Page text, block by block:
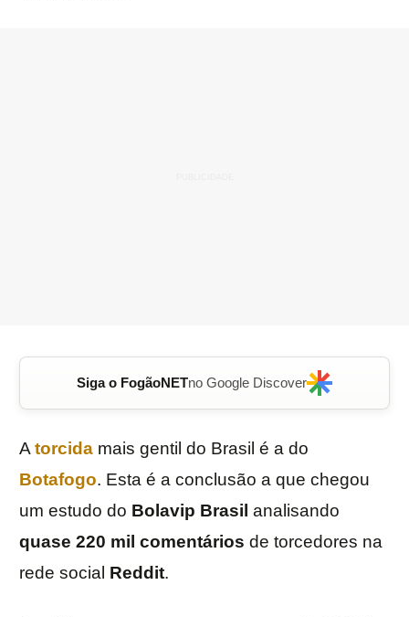
Siga o FogãoNETno Google Discover
Atorcida mais gentil do Brasil é a do
Botafogo. Esta é a conclusão a que chegou
um estudo do Bolavip Brasil analisando
quase 220 mil comentários de torcedores na
rede social Reddit.